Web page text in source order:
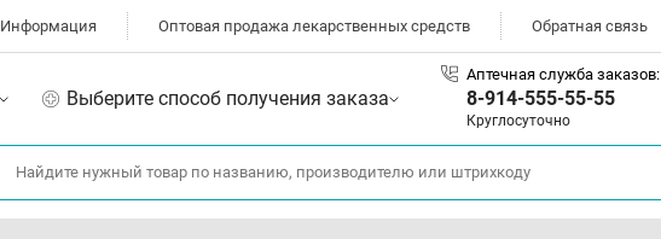
Информация Оптовая продажа лекарственных средств Обратная связь
Выберите способ получения заказа
Аптечная служба заказов:
8-914-555-55-55
Круглосуточно